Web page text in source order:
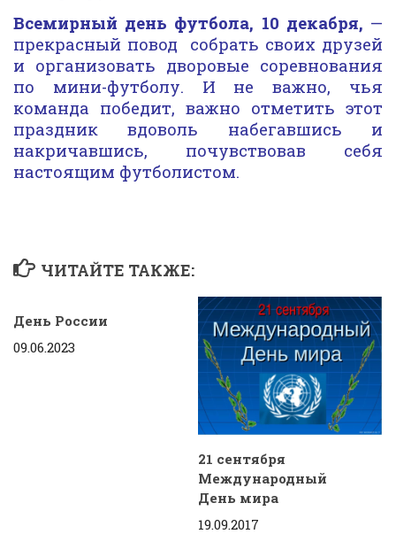
Всемирный день футбола, 10 декабря, —
прекрасный повод собрать своих друзей
и организовать дворовые соревнования
по мини-футболу. И не важно, чья
команда победит, важно отметить этот
праздник вдоволь набегавшись и
накричавшись, почувствовав себя
настоящим футболистом.
ЧИТАЙТЕ ТАКЖЕ:
День России
09.06.2023
21 сентября
Международный
День мира
19.09.2017